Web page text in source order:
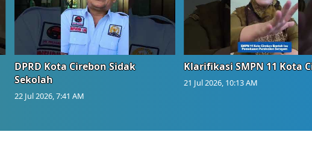
DPRD Kota Cirebon Sidak
Sekolah
22 Jul 2026, 7:41 AM
Klarifikasi SMPN 11 Kota
21 Jul 2026, 10:13 AM